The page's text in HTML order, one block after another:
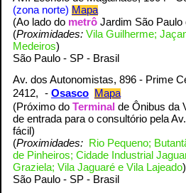
(zona norte) Mapa
(Ao lado do metrô Jardim São Paulo
(Proximidades: Vila Guilherme;
Medeiros)
São Paulo - SP - Brasil
Av. dos Autonomistas, 896 - Prime
2412, - Osasco Mapa
(Próximo do Terminal de Ônibus da
de entrada para o consultório pela
fácil)
(Proximidades: Rio Pequeno;
de Pinheiros; Cidade Industrial
Graziela; Vila Jaguaré e Vila Lajeado)
São Paulo - SP - Brasil